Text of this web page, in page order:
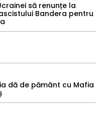
să renunțe la
Bandera pentru
dă de pământ cu Mafia